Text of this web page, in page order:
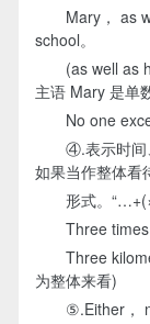
Mary， as
school。
(as well as
主语 Mary 是单
No one
④.表示时间、
如果当作整体看
形式。
Three times
Three
为整体来看)
⑤.Either，